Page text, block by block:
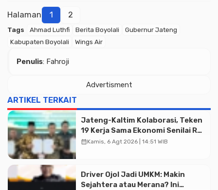
Advertisment
Halaman 1 2
Tags Ahmad Luthfi Berita Boyolali
Gubernur Jateng
Kabupaten Boyolali
Wings Air
Penulis: Fahroji
Advertisment
ARTIKEL TERKAIT
Jateng-Kaltim Kolaborasi, Teken
19 Kerja Sama Ekonomi Senilai Rp
20,2 Triliun
calendar_monthKamis, 6 Agt 2026 | 14:51 WIB
Driver Ojol Jadi UMKM: Makin
Sejahtera atau Merana? Ini